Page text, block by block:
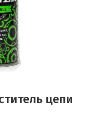
цепи